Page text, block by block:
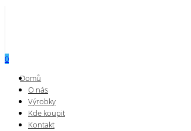
0
Domů
O nás
Výrobky
Kde koupit
Kontakt